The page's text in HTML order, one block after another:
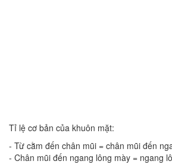
Tỉ lệ cơ bản của khuôn mặt:
- Từ cằm đến chân mũi = chân mũi đến
- Chân mũi đến ngang lông mày = ngang